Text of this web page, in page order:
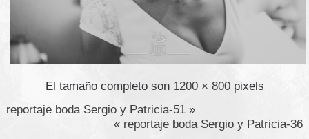
El tamaño completo son 1200 × 800pixels
reportaje boda Sergio y Patricia-51 »
« reportaje boda Sergio y Patricia-36